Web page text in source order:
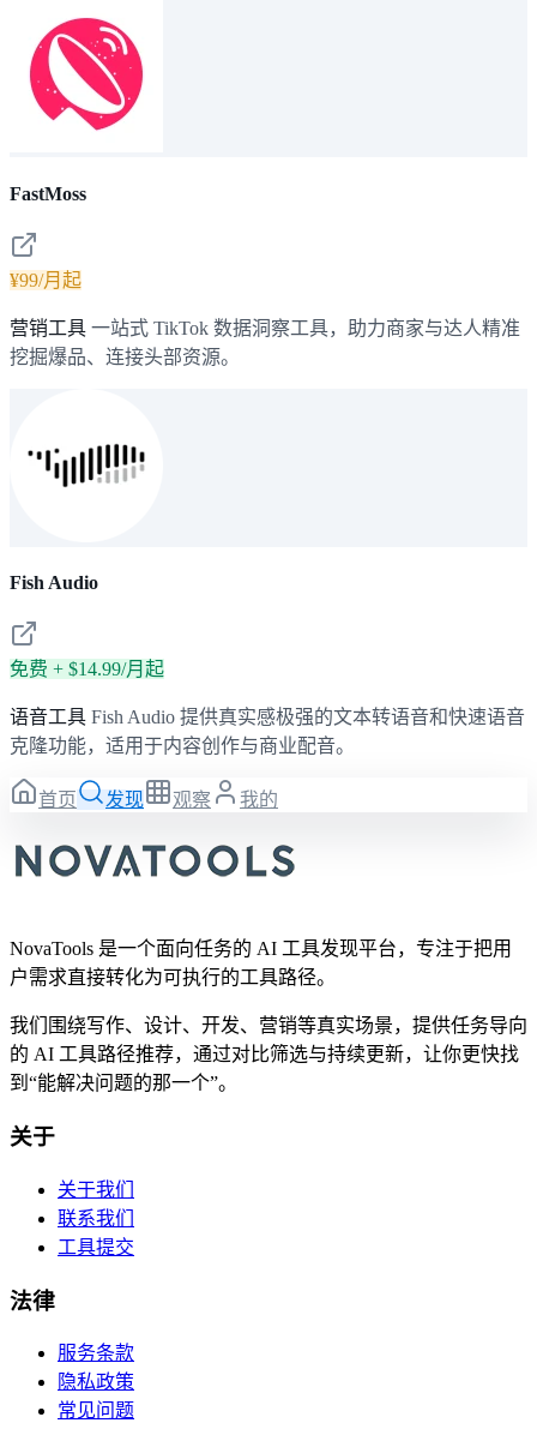
FastMoss
¥99/月起
营销工具 一站式 TikTok 数据洞察工具，助力商家与达人精准
挖掘爆品、连接头部资源。
Fish Audio
免费 + $14.99/月起
语音工具 Fish Audio 提供真实感极强的文本转语音和快速语音
克隆功能，适用于内容创作与商业配音。
首页 发现 观察 我的
NovaTools 是一个面向任务的 AI 工具发现平台，专注于把用
户需求直接转化为可执行的工具路径。
我们围绕写作、设计、开发、营销等真实场景，提供任务导向
的 AI 工具路径推荐，通过对比筛选与持续更新，让你更快找
到“能解决问题的那一个”。
关于
关于我们
联系我们
工具提交
法律
服务条款
隐私政策
常见问题